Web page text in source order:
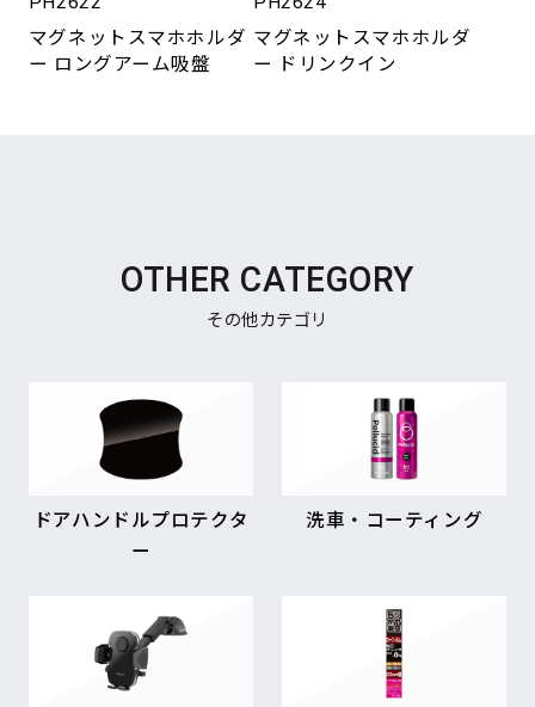
マグネットスマホホルダ
ー ロングアーム吸盤
マグネットスマホホルダ
ー ドリンクイン
OTHER CATEGORY
その他カテゴリ
ドアハンドルプロテクタ
ー
洗車・コーティング